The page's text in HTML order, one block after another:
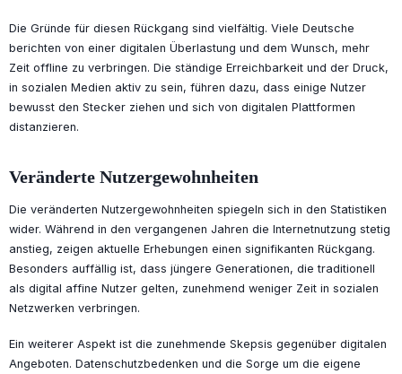
Die Gründe für diesen Rückgang sind vielfältig. Viele Deutsche
berichten von einer digitalen Überlastung und dem Wunsch, mehr
Zeit offline zu verbringen. Die ständige Erreichbarkeit und der Druck,
in sozialen Medien aktiv zu sein, führen dazu, dass einige Nutzer
bewusst den Stecker ziehen und sich von digitalen Plattformen
distanzieren.
Veränderte Nutzergewohnheiten
Die veränderten Nutzergewohnheiten spiegeln sich in den Statistiken
wider. Während in den vergangenen Jahren die Internetnutzung stetig
anstieg, zeigen aktuelle Erhebungen einen signifikanten Rückgang.
Besonders auffällig ist, dass jüngere Generationen, die traditionell
als digital affine Nutzer gelten, zunehmend weniger Zeit in sozialen
Netzwerken verbringen.
Ein weiterer Aspekt ist die zunehmende Skepsis gegenüber digitalen
Angeboten. Datenschutzbedenken und die Sorge um die eigene